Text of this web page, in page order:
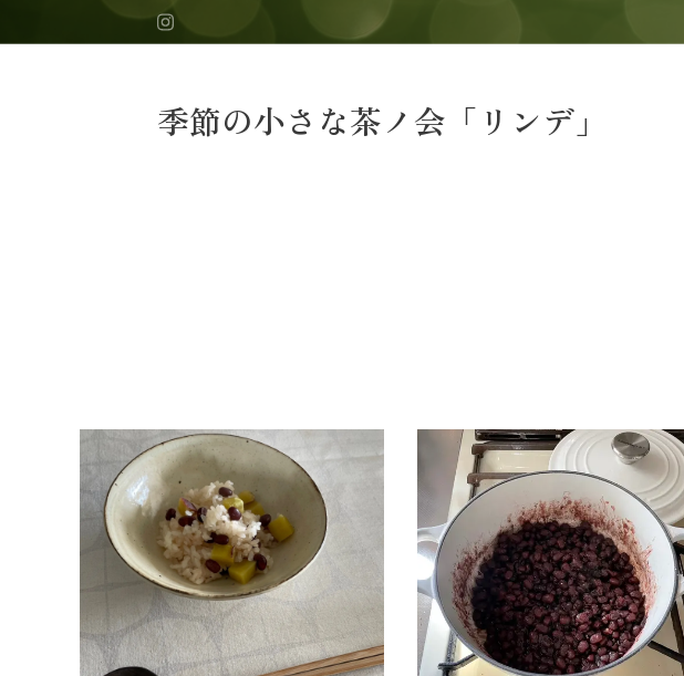
季節の小さな茶ノ会「リンデ」